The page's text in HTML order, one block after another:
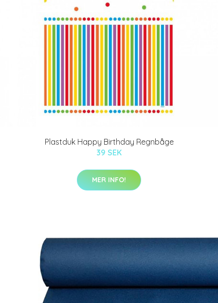
Plastduk Happy Birthday Regnbåge
39 SEK
MER INFO!